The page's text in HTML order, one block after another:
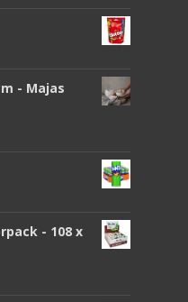
- Majas
- 108 x